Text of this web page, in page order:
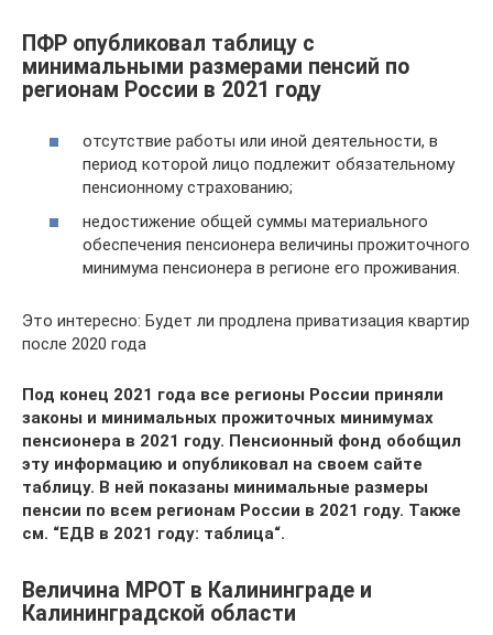
ПФР опубликовал таблицу с
минимальными размерами пенсий по
регионам России в 2021 году
отсутствие работы или иной деятельности, в
период которой лицо подлежит обязательному
пенсионному страхованию;
недостижение общей суммы материального
обеспечения пенсионера величины прожиточного
минимума пенсионера в регионе его проживания.
Это интересно: Будет ли продлена приватизация квартир
после 2020 года
Под конец 2021 года все регионы России приняли
законы и минимальных прожиточных минимумах
пенсионера в 2021 году. Пенсионный фонд обобщил
эту информацию и опубликовал на своем сайте
таблицу. В ней показаны минимальные размеры
пенсии по всем регионам России в 2021 году. Также
см. “ЕДВ в 2021 году: таблица“.
Величина МРОТ в Калининграде и
Калининградской области